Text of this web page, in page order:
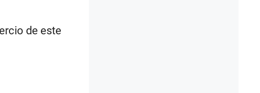
de este